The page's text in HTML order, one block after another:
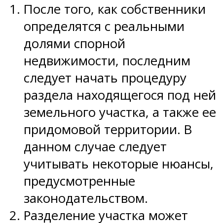
После того, как собственники
определятся с реальными
долями спорной
недвижимости, последним
следует начать процедуру
раздела находящегося под ней
земельного участка, а также ее
придомовой территории. В
данном случае следует
учитывать некоторые нюансы,
предусмотренные
законодательством.
Разделение участка может